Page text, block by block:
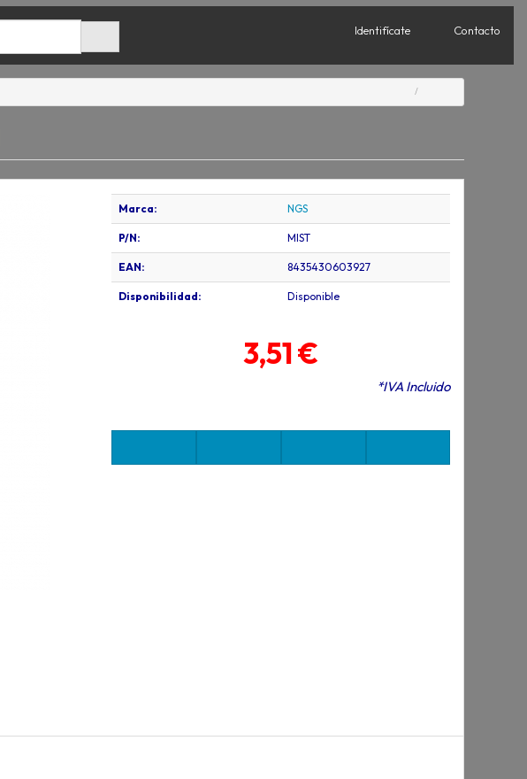
Identifícate Contacto
Marca: NGS
P/N: MIST
EAN: 8435430603927
Disponibilidad: Disponible
3,51 €
*IVA Incluido